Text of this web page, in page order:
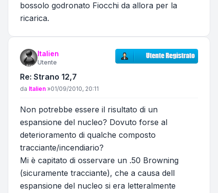
bossolo godronato Fiocchi da allora per la
ricarica.
Italien
Utente
Re: Strano 12,7
Messaggio
da Italien »01/09/2010, 20:11
Non potrebbe essere il risultato di un
espansione del nucleo? Dovuto forse al
deterioramento di qualche composto
tracciante/incendiario?
Mi è capitato di osservare un .50 Browning
(sicuramente tracciante), che a causa dell
espansione del nucleo si era letteralmente